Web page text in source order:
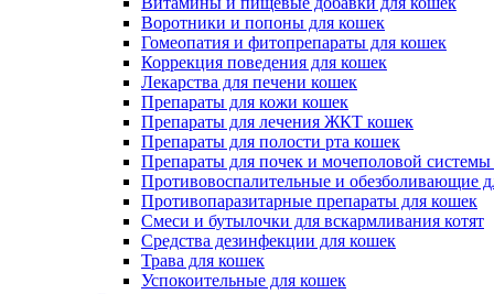
Воротники и попоны для кошек
Гомеопатия и фитопрепараты для кошек
Коррекция поведения для кошек
Лекарства для печени кошек
Препараты для кожи кошек
Препараты для лечения ЖКТ кошек
Препараты для полости рта кошек
Препараты для почек и мочеполовой
Противовоспалительные и обезболивающие
Противопаразитарные препараты для кошек
Смеси и бутылочки для вскармливания котят
Средства дезинфекции для кошек
Трава для кошек
Успокоительные для кошек